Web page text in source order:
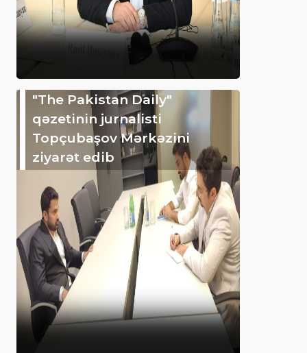
"The Pakistan Daily"
qəzetinin jurnalisti
Topçubaşov Mərkəzini
ziyarət edib